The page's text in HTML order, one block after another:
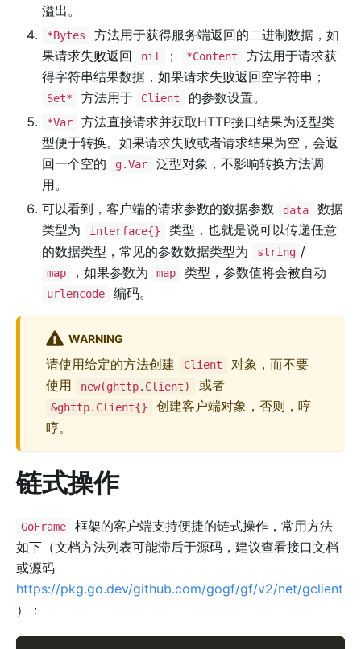
溢出。
*Bytes
方法用于获得服务端返回的二进制数据，如
果请求失败返回
nil ； *Content
方法用于请求获
得字符串结果数据，如果请求失败返回空字符串；
Set* 方法用于 Client 的参数设置。
*Var
方法直接请求并获取HTTP接口结果为泛型类
型便于转换。如果请求失败或者请求结果为空，会返
回一个空的
g.Var
泛型对象，不影响转换方法调
用。
可以看到，客户端的请求参数的数据参数
data
数据
类型为
interface{}
类型，也就是说可以传递任意
的数据类型，常见的参数数据类型为
string /
map ，如果参数为 map 类型，参数值将会被自动
urlencode 编码。
WARNING
请使用给定的方法创建 Client
对象，而不要
使用
new(ghttp.Client) 或者
&ghttp.Client{}
创建客户端对象，否则，哼
哼。
链式操作
GoFrame
框架的客户端支持便捷的链式操作，常用方法
如下（文档方法列表可能滞后于源码，建议查看接口文档
或源码
https://pkg.go.dev/github.com/gogf/gf/v2/net/gclient
）：